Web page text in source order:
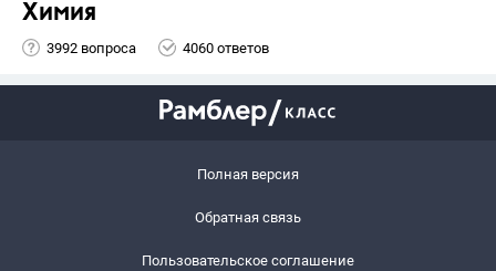
Химия
3992 вопроса 4060 ответов
Полная версия
Обратная связь
Пользовательское соглашение